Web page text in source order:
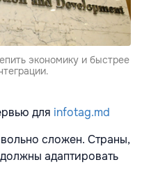
экономику и быстрее
для infotag.md
сложен. Страны,
адаптировать